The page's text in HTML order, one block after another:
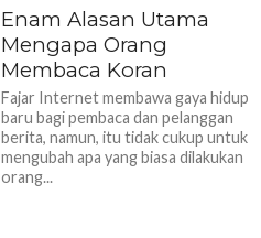
Enam Alasan Utama
Mengapa Orang
Membaca Koran
Fajar Internet membawa gaya hidup
baru bagi pembaca dan pelanggan
berita, namun, itu tidak cukup untuk
mengubah apa yang biasa dilakukan
orang...